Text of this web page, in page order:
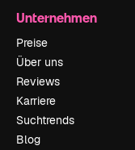
Unternehmen
Preise
Über uns
Reviews
Karriere
Suchtrends
Blog